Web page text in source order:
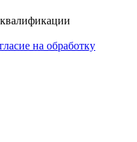
на обработку